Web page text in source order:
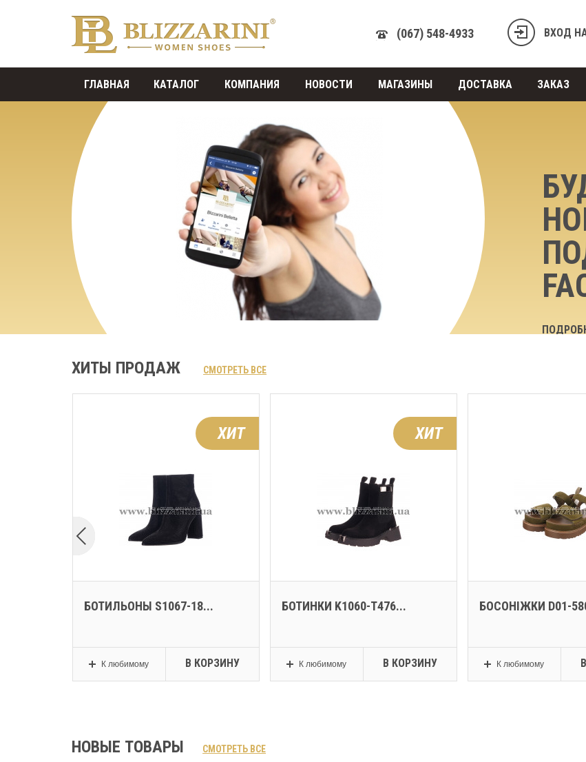
(067) 548-4933 ВХОД
ГЛАВНАЯ КАТАЛОГ КОМПАНИЯ НОВОСТИ МАГАЗИНЫ ДОСТАВКА ЗАКАЗ
ХИТЫ ПРОДАЖ СМОТРЕТЬ ВСЕ
ХИТ
БОТИЛЬОНЫ S1067-18...
К любимому В КОРЗИНУ
ХИТ
БОТИНКИ K1060-T476...
К любимому В КОРЗИНУ
БОСОНІЖКИ D01-
К любимому
НОВЫЕ ТОВАРЫ СМОТРЕТЬ ВСЕ